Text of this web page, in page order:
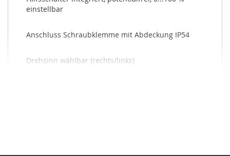
einstellbar
Anschluss Schraubklemme mit Abdeckung IP54
Drehsinn wählbar (rechts/links)